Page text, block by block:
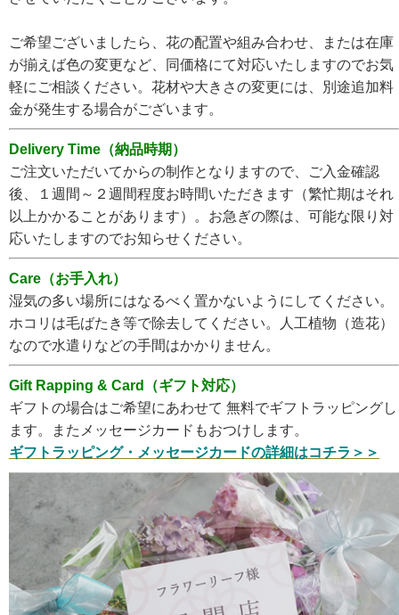
ご希望ございましたら、花の配置や組み合わせ、または在庫
が揃えば色の変更など、同価格にて対応いたしますのでお気
軽にご相談ください。花材や大きさの変更には、別途追加料
金が発生する場合がございます。
Delivery Time（納品時期）
ご注文いただいてからの制作となりますので、ご入金確認
後、１週間～２週間程度お時間いただきます（繁忙期はそれ
以上かかることがあります）。お急ぎの際は、可能な限り対
応いたしますのでお知らせください。
Care（お手入れ）
湿気の多い場所にはなるべく置かないようにしてください。
ホコリは毛ばたき等で除去してください。人工植物（造花）
なので水遣りなどの手間はかかりません。
Gift Rapping & Card（ギフト対応）
ギフトの場合はご希望にあわせて 無料でギフトラッピングし
ます。またメッセージカードもおつけします。
ギフトラッピング・メッセージカードの詳細はコチラ＞＞